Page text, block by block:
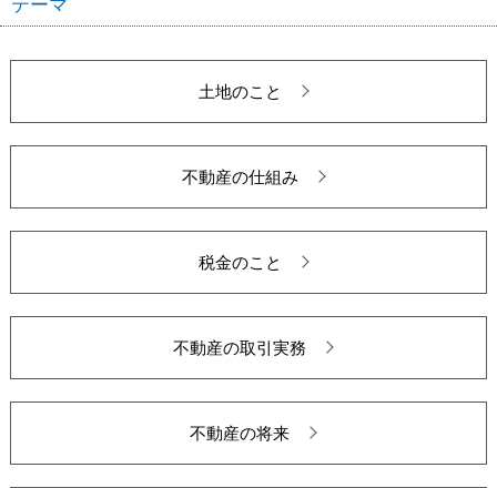
テーマ
土地のこと
不動産の仕組み
税金のこと
不動産の取引実務
不動産の将来